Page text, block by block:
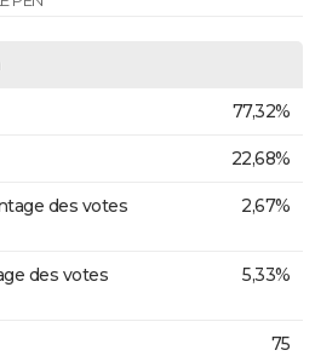
77,32%
22,68%
des votes
2,67%
des votes
5,33%
75